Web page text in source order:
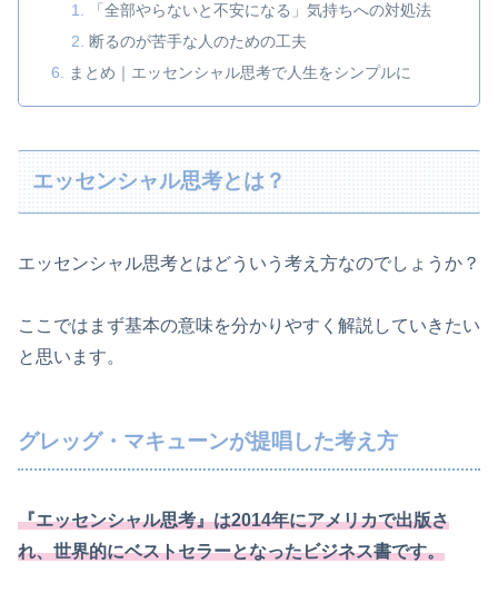
「全部やらないと不安になる」気持ちへの対処法
断るのが苦手な人のための工夫
まとめ｜エッセンシャル思考で人生をシンプルに
エッセンシャル思考とは？
エッセンシャル思考とはどういう考え方なのでしょうか？
ここではまず基本の意味を分かりやすく解説していきたい
と思います。
グレッグ・マキューンが提唱した考え方
『エッセンシャル思考』は2014年にアメリカで出版さ
れ、世界的にベストセラーとなったビジネス書です。